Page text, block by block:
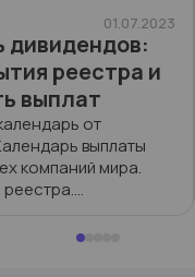
01.07.2023
дивидендов:
реестра и
выплат
от
выплаты
компаний мира.